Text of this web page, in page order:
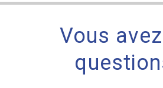
Vous